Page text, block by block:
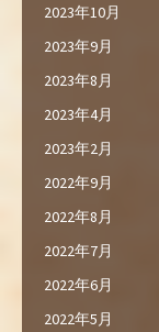
2023年10月
2023年9月
2023年8月
2023年4月
2023年2月
2022年9月
2022年8月
2022年7月
2022年6月
2022年5月